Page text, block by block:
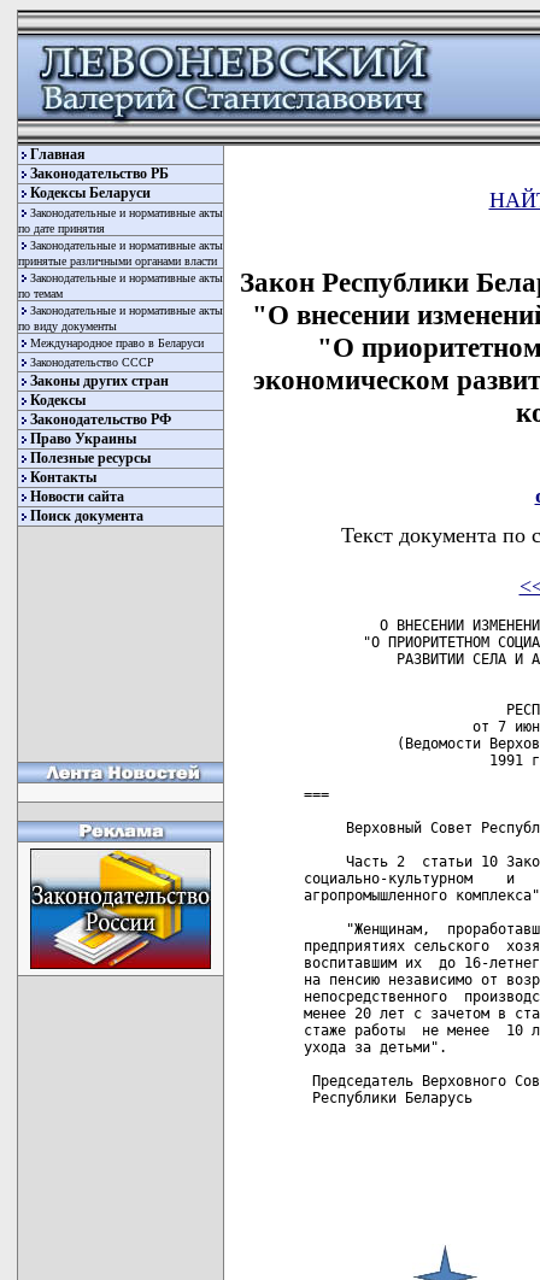
Главная
Законодательство РБ
Кодексы Беларуси
Законодательные и нормативные акты
по дате принятия
Законодательные и нормативные акты
принятые различными органами власти
Законодательные и нормативные акты
по темам
Законодательные и нормативные акты
по виду документы
Международное право в Беларуси
Законодательство СССР
Законы других стран
Кодексы
Законодательство РФ
Право Украины
Полезные ресурсы
Контакты
Новости сайта
Поиск документа
Закон Республики
"О внесении
"О
экономическом
Текст документа по
О ВНЕСЕНИИ
"О ПРИОРИТЕТНОМ
РАЗВИТИИ СЕЛА И
от 7
(Ведомости
1991
===
Верховный Совет
Часть 2  статьи 10
социально-культурном    и
агропромышленного
"Женщинам,
предприятиях сельского
воспитавшим их  до 16-
на пенсию независимо от
непосредственного
менее 20 лет с зачетом в
стаже работы  не менее  10
ухода за детьми".
Председатель Верховного
Республики Беларусь